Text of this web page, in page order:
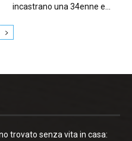
incastrano una 34enne e...
trovato senza vita in casa: